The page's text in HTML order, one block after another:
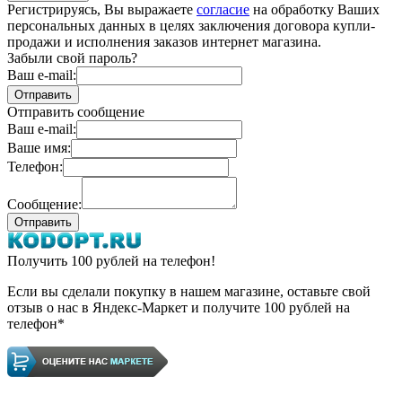
Регистрируясь, Вы выражаете согласие на обработку Ваших
персональных данных в целях заключения договора купли-
продажи и исполнения заказов интернет магазина.
Забыли свой пароль?
Ваш e-mail:
Отправить сообщение
Ваш e-mail:
Ваше имя:
Телефон:
Сообщение:
Получить 100 рублей на телефон!
Если вы сделали покупку в нашем магазине, оставьте свой
отзыв о нас в Яндекс-Маркет и получите 100 рублей на
телефон*